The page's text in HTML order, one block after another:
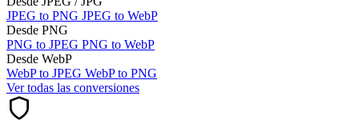
JPEG to PNG JPEG to WebP
Desde PNG
PNG to JPEG PNG to WebP
Desde WebP
WebP to JPEG WebP to PNG
Ver todas las conversiones